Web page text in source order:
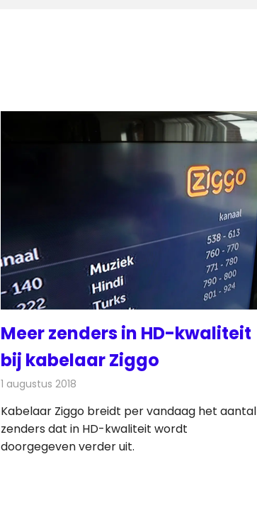
Meer zenders in HD-kwaliteit
bij kabelaar Ziggo
1 augustus 2018
Kabelaar Ziggo breidt per vandaag het aantal
zenders dat in HD-kwaliteit wordt
doorgegeven verder uit.